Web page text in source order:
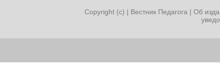
Copyright (c) | Вестник Педагога | Об